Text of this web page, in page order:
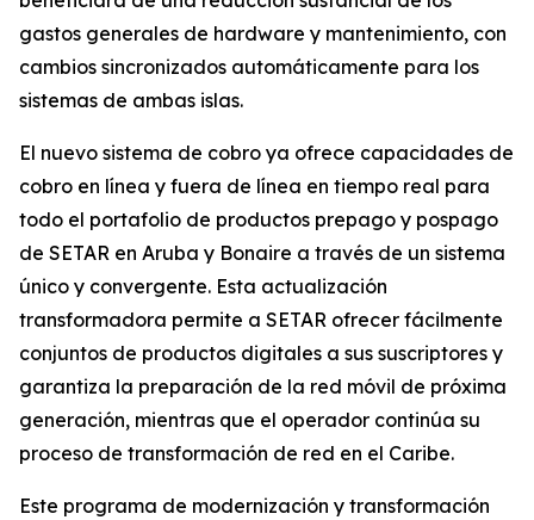
gastos generales de hardware y mantenimiento, con
cambios sincronizados automáticamente para los
sistemas de ambas islas.
El nuevo sistema de cobro ya ofrece capacidades de
cobro en línea y fuera de línea en tiempo real para
todo el portafolio de productos prepago y pospago
de SETAR en Aruba y Bonaire a través de un sistema
único y convergente. Esta actualización
transformadora permite a SETAR ofrecer fácilmente
conjuntos de productos digitales a sus suscriptores y
garantiza la preparación de la red móvil de próxima
generación, mientras que el operador continúa su
proceso de transformación de red en el Caribe.
Este programa de modernización y transformación